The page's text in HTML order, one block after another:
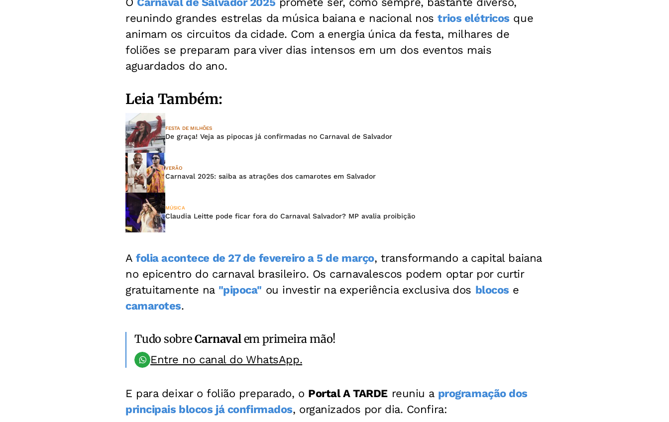
reunindo grandes estrelas da música baiana e nacional nostrios elétricos que
animam os circuitos da cidade. Com a energia única da festa, milhares de
foliões se preparam para viver dias intensos em um dos eventos mais
aguardados do ano.
Leia Também:
FESTA DE MILHÕES
De graça! Veja as pipocas já confirmadas no Carnaval de Salvador
VERÃO
Carnaval 2025: saiba as atrações dos camarotes em Salvador
MÚSICA
Claudia Leitte pode ficar fora do Carnaval Salvador? MP avalia proibição
Afolia acontece de 27 de fevereiro a 5 de março, transformando a capital baiana
no epicentro do carnaval brasileiro. Os carnavalescos podem optar por curtir
gratuitamente na "pipoca" ou investir na experiência exclusiva dos blocos e
camarotes.
Tudo sobreCarnavalem primeira mão!
Entre no canal do WhatsApp.
E para deixar o folião preparado, o Portal A TARDE reuniu a programação dos
principais blocos já confirmados, organizados por dia. Confira: